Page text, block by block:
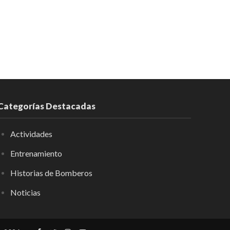
Destacadas
Actividades
Entrenamiento
Historias de Bomberos
Noticias